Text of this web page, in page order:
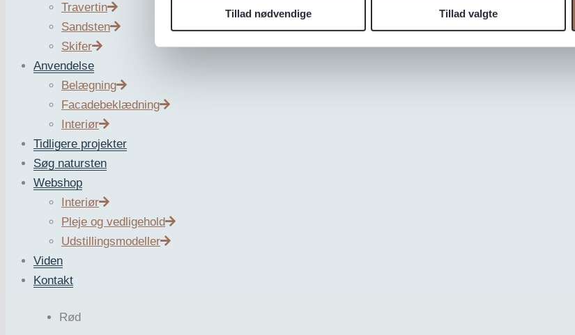
Tillad nødvendige Tillad valgte
Travertin
Sandsten
Skifer
Anvendelse
Belægning
Facadebeklædning
Interiør
Tidligere projekter
Søg natursten
Webshop
Interiør
Pleje og vedligehold
Udstillingsmodeller
Viden
Kontakt
Den kinesiske G354 er en fin til mellemkornet rødlig granit, som til tider kan indeholde mørke
ZURFACE’s produktbilleder må kun anses for vejledende. Variationer i farve og tekstur kan forekomme.
Hent datablad
Stentype
Granit
Oprindelse
Kina
Farver
Rød